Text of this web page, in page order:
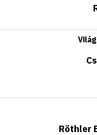
Röthler